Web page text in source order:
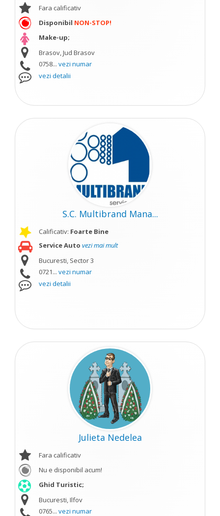
Fara calificativ
Disponibil NON-STOP!
Make-up;
Brasov, Jud Brasov
0758... vezi numar
vezi detalii
S.C. Multibrand Mana...
Calificativ: Foarte Bine
Service Auto vezi mai mult
Bucuresti, Sector 3
0721... vezi numar
vezi detalii
Julieta Nedelea
Fara calificativ
Nu e disponibil acum!
Ghid Turistic;
Bucuresti, Ilfov
0765... vezi numar